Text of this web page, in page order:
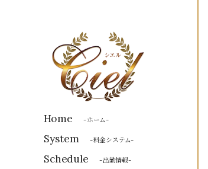
Home -ホーム-
System -料金システム-
Schedule -出勤情報-